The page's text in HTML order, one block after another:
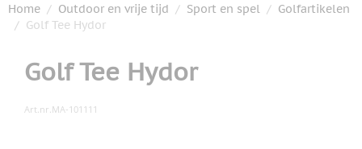
Home / Outdoor en vrije tijd / Sport en spel / Golfartikelen
/ Golf Tee Hydor
Golf Tee Hydor
Art.nr. MA-101111